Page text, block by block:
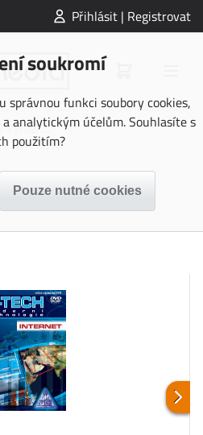
Přihlásit | Registrovat
soukromí
správnou funkci soubory cookies,
analytickým účelům. Souhlasíte s
použitím?